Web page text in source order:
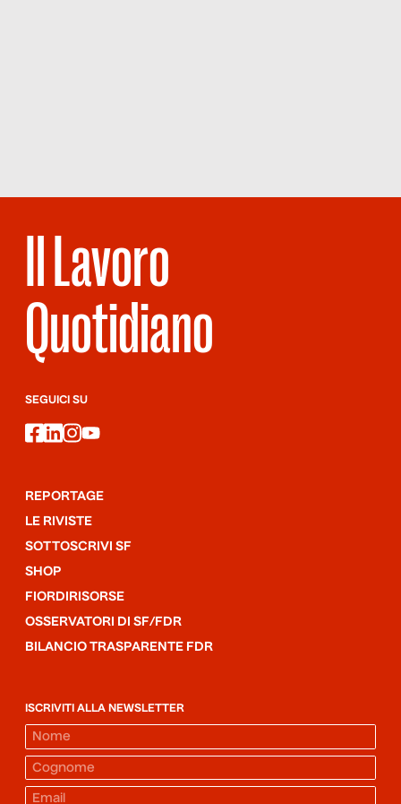
Il Lavoro
Quotidiano
SEGUICI SU
facebook
linkedin
instagram
youtube
REPORTAGE
LE RIVISTE
SOTTOSCRIVI SF
SHOP
FIORDIRISORSE
OSSERVATORI DI SF/FDR
BILANCIO TRASPARENTE FDR
ISCRIVITI ALLA NEWSLETTER